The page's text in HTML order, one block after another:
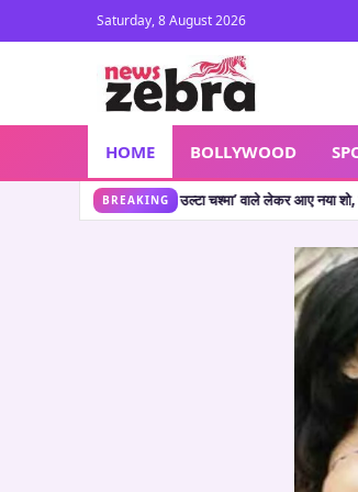
Saturday, 8 August 2026
HOME BOLLYWOOD
BREAKING
जानें कहां देख सकते हैं•🔥 CJP Protest: सलमान खान के बाद क्या